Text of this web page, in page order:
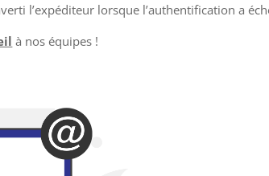
l’expéditeur lorsque l’authentification a
à nos équipes !